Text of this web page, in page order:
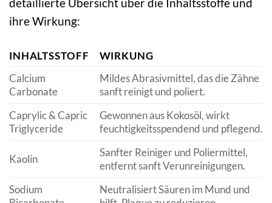
detaillierte Übersicht über die Inhaltsstoffe und
ihre Wirkung:
INHALTSSTOFF
WIRKUNG
Calcium
Carbonate
Mildes Abrasivmittel, das die Zähne
sanft reinigt und poliert.
Caprylic & Capric
Triglyceride
Gewonnen aus Kokosöl, wirkt
feuchtigkeitsspendend und pflegend.
Kaolin
Sanfter Reiniger und Poliermittel,
entfernt sanft Verunreinigungen.
Sodium
Neutralisiert Säuren im Mund und